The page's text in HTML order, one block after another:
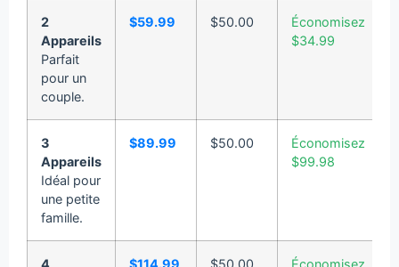
2
Appareils
Parfait
pour un
couple.
$59.99 $50.00
Économisez
$34.99
3
Appareils
Idéal pour
une petite
famille.
$89.99 $50.00
Économisez
$99.98